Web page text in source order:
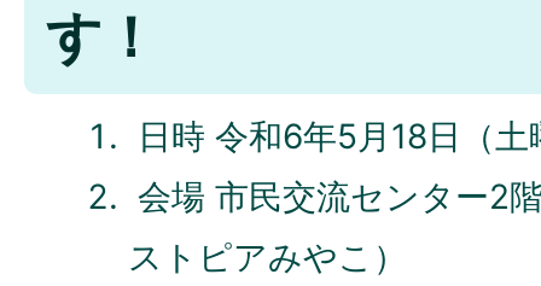
す！
日時 令和6年5月18日（
会場 市民交流センター2
ストピアみやこ）